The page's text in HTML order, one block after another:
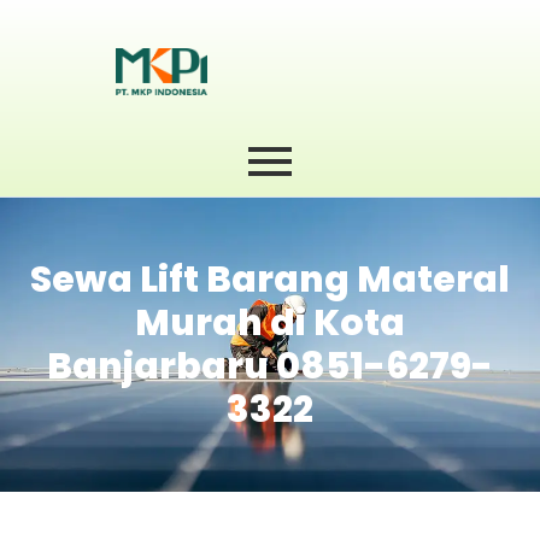
Sewa Lift Barang Materal
Murah di Kota
Banjarbaru 0851-6279-
3322